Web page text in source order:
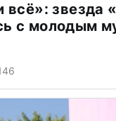
всё»: звезда
с молодым